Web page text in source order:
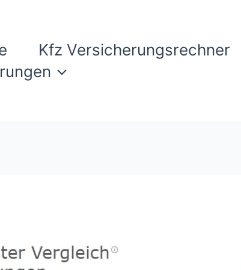
Kfz Versicherungsrechner